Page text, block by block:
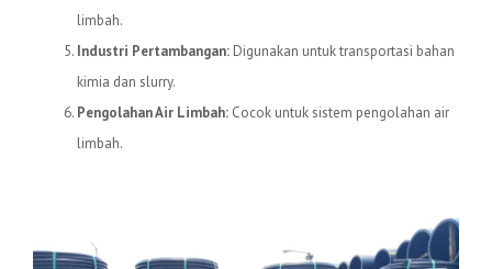
limbah.
Industri Pertambangan: Digunakan untuk transportasi bahan
kimia dan slurry.
Pengolahan Air Limbah: Cocok untuk sistem pengolahan air
limbah.